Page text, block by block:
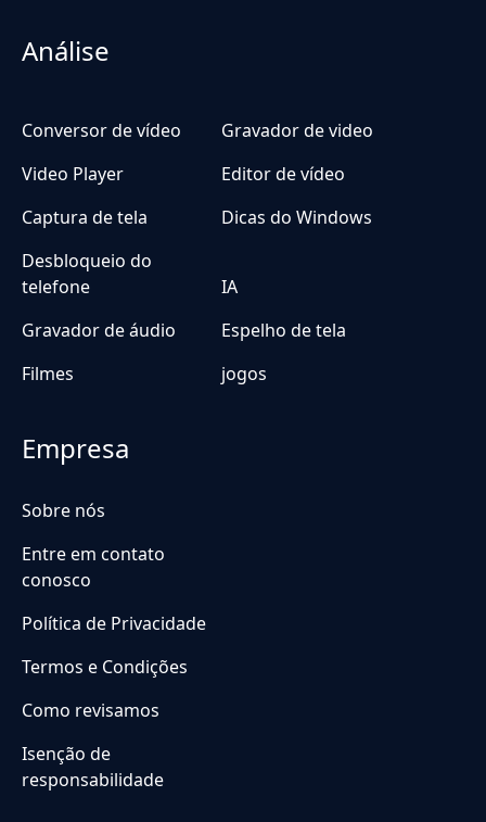
Análise
Conversor de vídeo
Gravador de video
Video Player
Editor de vídeo
Captura de tela
Dicas do Windows
Desbloqueio do
telefone
IA
Gravador de áudio
Espelho de tela
Filmes
jogos
Empresa
Sobre nós
Entre em contato
conosco
Política de Privacidade
Termos e Condições
Como revisamos
Isenção de
responsabilidade